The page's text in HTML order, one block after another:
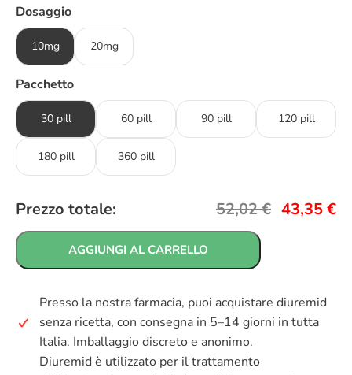
Dosaggio
10mg 20mg
Pacchetto
30 pill 60 pill 90 pill 120 pill
180 pill 360 pill
Prezzo totale: 52,02€ 43,35€
AGGIUNGI AL CARRELLO
Presso la nostra farmacia, puoi acquistare diuremid
senza ricetta, con consegna in 5–14 giorni in tutta
Italia. Imballaggio discreto e anonimo.
Diuremid è utilizzato per il trattamento